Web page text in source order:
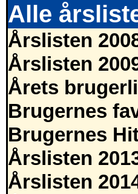
Alle
Årslisten
Årslisten
Årets
Brugernes
Brugernes
Årslisten
Årslisten